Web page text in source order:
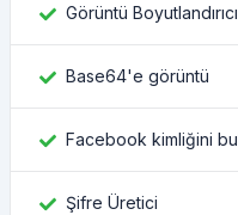
Görüntü Boyutlandırıcı
Base64'e görüntü
Facebook kimliğini
Şifre Üretici